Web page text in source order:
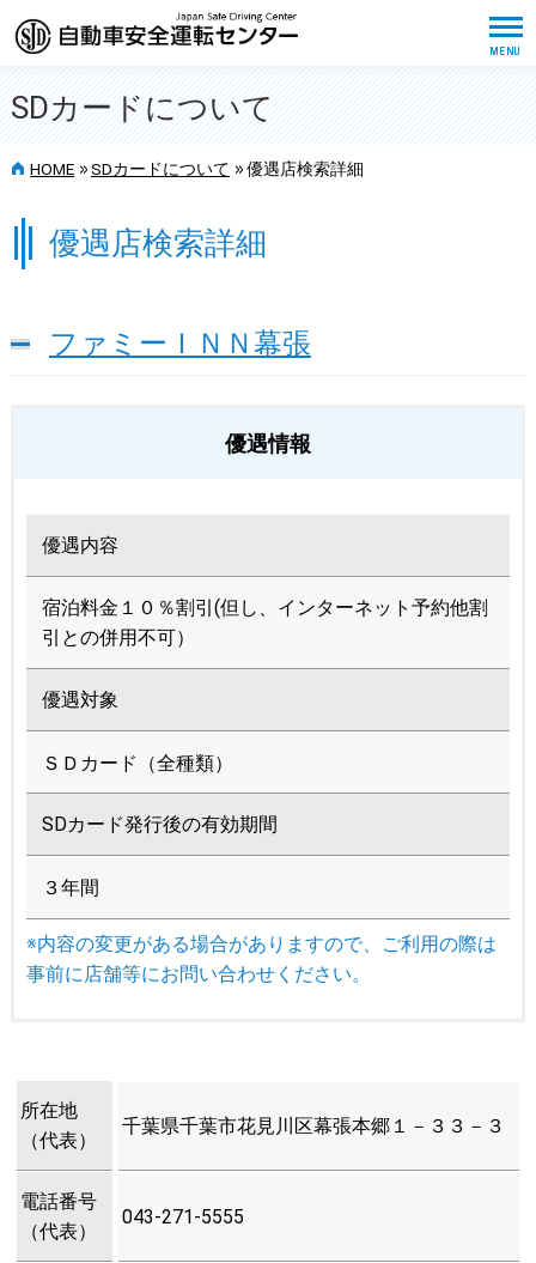
SDカードについて
HOME >> SDカードについて >> 優遇店検索詳細
優遇店検索詳細
ファミーＩＮＮ幕張
優遇情報
優遇内容
宿泊料金１０％割引(但し、インターネット予約他割
引との併用不可）
優遇対象
ＳＤカード（全種類）
SDカード発行後の有効期間
３年間
※内容の変更がある場合がありますので、ご利用の際は
事前に店舗等にお問い合わせください。
所在地
（代表）
千葉県千葉市花見川区幕張本郷１－３３－３
電話番号
（代表）
043-271-5555